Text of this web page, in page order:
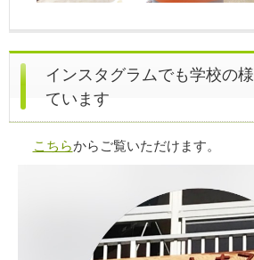
インスタグラムでも学校の
ています
こちらからご覧いただけます。